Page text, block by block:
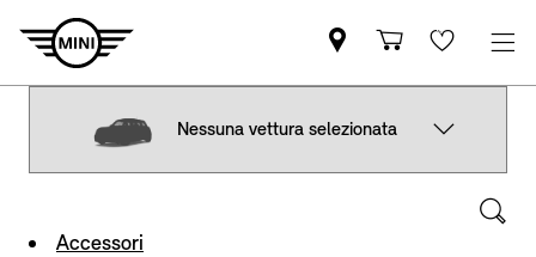
Nessuna vettura selezionata
Accessori